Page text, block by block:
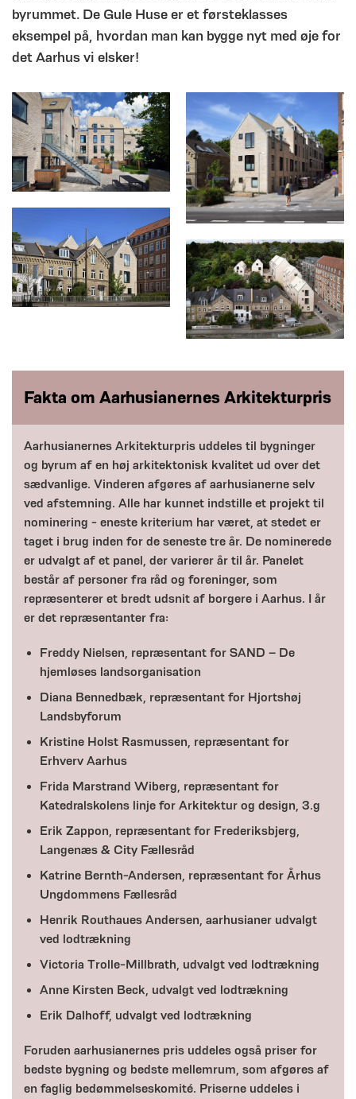
byrummet. De Gule Huse er et førsteklasses
eksempel på, hvordan man kan bygge nyt med øje for
det Aarhus vi elsker!
Fakta om Aarhusianernes Arkitekturpris
Aarhusianernes Arkitekturpris uddeles til bygninger
og byrum af en høj arkitektonisk kvalitet ud over det
sædvanlige. Vinderen afgøres af aarhusianerne selv
ved afstemning. Alle har kunnet indstille et projekt til
nominering - eneste kriterium har været, at stedet er
taget i brug inden for de seneste tre år. De nominerede
er udvalgt af et panel, der varierer år til år. Panelet
består af personer fra råd og foreninger, som
repræsenterer et bredt udsnit af borgere i Aarhus. I år
er det repræsentanter fra:
Freddy Nielsen, repræsentant for SAND – De
hjemløses landsorganisation
Diana Bennedbæk, repræsentant for Hjortshøj
Landsbyforum
Kristine Holst Rasmussen, repræsentant for
Erhverv Aarhus
Frida Marstrand Wiberg, repræsentant for
Katedralskolens linje for Arkitektur og design, 3.g
Erik Zappon, repræsentant for Frederiksbjerg,
Langenæs & City Fællesråd
Katrine Bernth-Andersen, repræsentant for Århus
Ungdommens Fællesråd
Henrik Routhaues Andersen, aarhusianer udvalgt
ved lodtrækning
Victoria Trolle-Millbrath, udvalgt ved lodtrækning
Anne Kirsten Beck, udvalgt ved lodtrækning
Erik Dalhoff, udvalgt ved lodtrækning
Foruden aarhusianernes pris uddeles også priser for
bedste bygning og bedste mellemrum, som afgøres af
en faglig bedømmelseskomité. Priserne uddeles i